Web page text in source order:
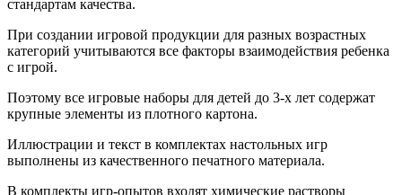
стандартам качества.
При создании игровой продукции для разных возрастных
категорий учитываются все факторы взаимодействия ребенка
с игрой.
Поэтому все игровые наборы для детей до 3-х лет содержат
крупные элементы из плотного картона.
Иллюстрации и текст в комплектах настольных игр
выполнены из качественного печатного материала.
В комплекты игр-опытов входят химические растворы